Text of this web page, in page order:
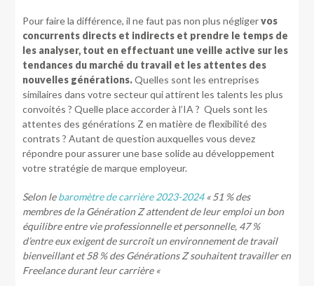
Pour faire la différence, il ne faut pas non plus négligervos
concurrents directs et indirects et prendre le temps de
les analyser, tout en effectuant une veille active sur les
tendances du marché du travail et les attentes des
nouvelles générations.Quelles sont les entreprises
similaires dans votre secteur qui attirent les talents les plus
convoités ? Quelle place accorder à l’IA ? Quels sont les
attentes des générations Z en matière de flexibilité des
contrats ? Autant de question auxquelles vous devez
répondre pour assurer une base solide au développement
votre stratégie de marque employeur.
Selon lebaromètre de carrière 2023-2024 « 51 % des
membres de la Génération Z attendent de leur emploi un bon
équilibre entre vie professionnelle et personnelle, 47 %
d’entre eux exigent de surcroît un environnement de travail
bienveillant et 58 % des Générations Z souhaitent travailler en
Freelance durant leur carrière «